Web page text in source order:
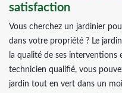
satisfaction
Vous cherchez un jardinier
dans votre propriété ? Le
la qualité de ses interventions
technicien qualifié, vous
jardin tout en vert dans un